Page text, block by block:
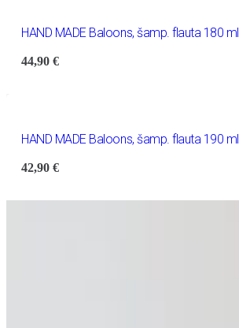
HAND MADE Baloons, šamp. flauta 180 ml
44,90€
HAND MADE Baloons, šamp. flauta 190 ml
42,90€